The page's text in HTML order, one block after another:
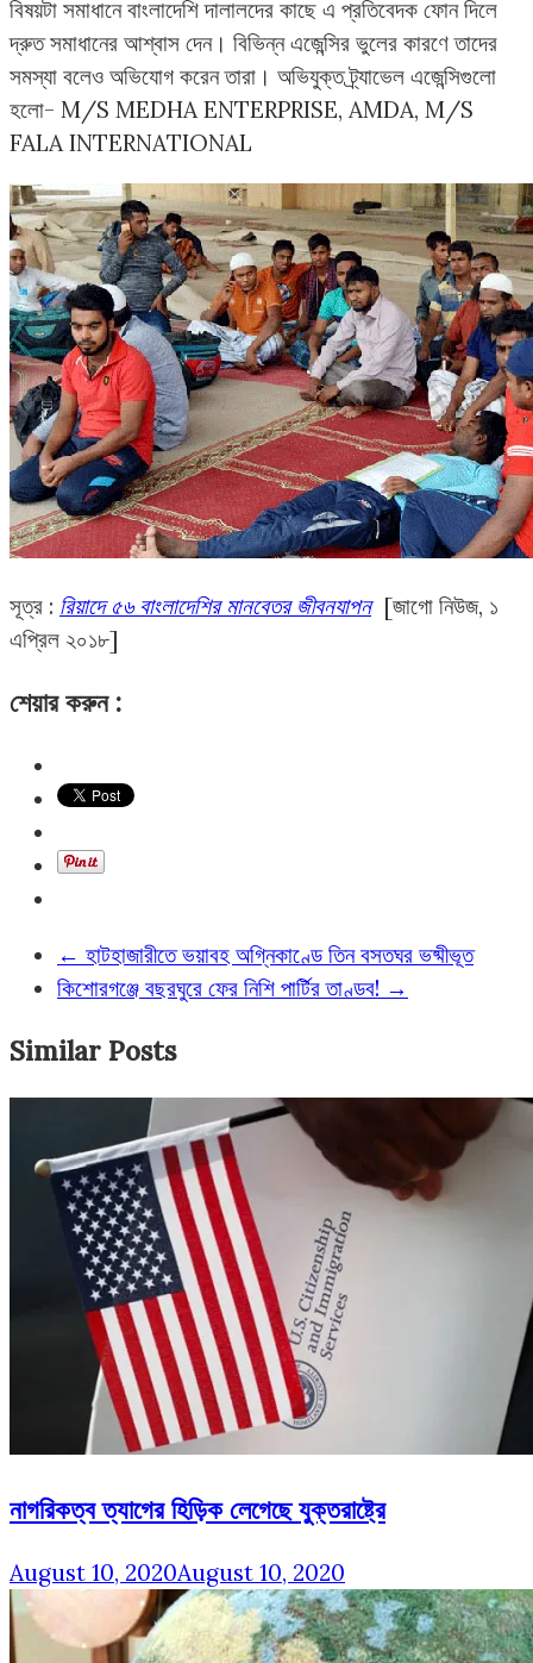
বিষয়টা সমাধানে বাংলাদেশি দালালদের কাছে এ প্রতিবেদক ফোন দিলে
দ্রুত সমাধানের আশ্বাস দেন। বিভিন্ন এজেন্সির ভুলের কারণে তাদের
সমস্যা বলেও অভিযোগ করেন তারা। অভিযুক্ত ট্র্যাভেল এজেন্সিগুলো
হলো- M/S MEDHA ENTERPRISE, AMDA, M/S
FALA INTERNATIONAL
সূত্র : রিয়াদে ৫৬ বাংলাদেশির মানবেতর জীবনযাপন[জাগো নিউজ, ১
এপ্রিল ২০১৮]
শেয়ার করুন :
← হাটহাজারীতে ভয়াবহ অগ্নিকাণ্ডে তিন বসতঘর ভষ্মীভূত
কিশোরগঞ্জে বছরঘুরে ফের নিশি পার্টির তাণ্ডব! →
Similar Posts
নাগরিকত্ব ত্যাগের হিড়িক লেগেছে যুক্তরাষ্ট্রে
August 10, 2020August 10, 2020